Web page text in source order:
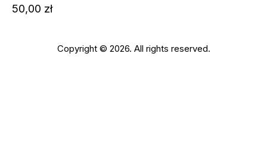
50,00 zł
Copyright © 2026. All rights reserved.